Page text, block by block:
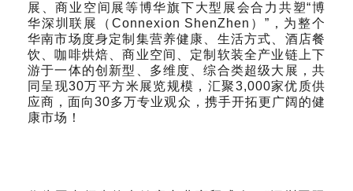
展、商业空间展等博华旗下大型展会合力共塑“博
华深圳联展（Connexion ShenZhen）”，为整个
华南市场度身定制集营养健康、生活方式、酒店餐
饮、咖啡烘焙、商业空间、定制软装全产业链上下
游于一体的创新型、多维度、综合类超级大展，共
同呈现30万平方米展览规模，汇聚3,000家优质供
应商，面向30多万专业观众，携手开拓更广阔的健
康市场！